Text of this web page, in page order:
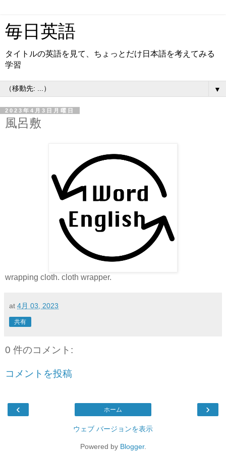
毎日英語
タイトルの英語を見て、ちょっとだけ日本語を考えてみる
学習
▼
2023年4月3日月曜日
風呂敷
wrapping cloth. cloth wrapper.
at 4月 03, 2023
共有
0 件のコメント:
コメントを投稿
‹ ›
ホーム
ウェブ バージョンを表示
Powered by Blogger.